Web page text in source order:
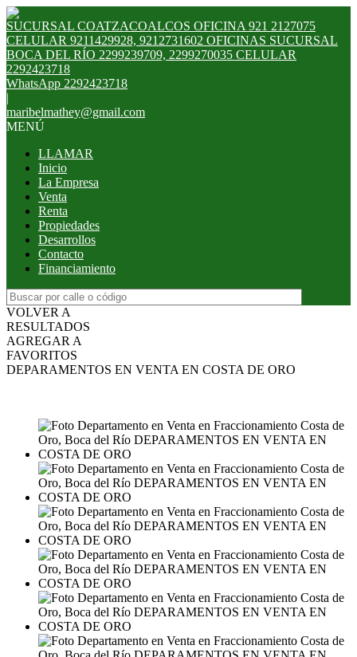
SUCURSAL COATZACOALCOS OFICINA 921 2127075
CELULAR 9211429928, 9212731602 OFICINAS SUCURSAL
BOCA DEL RÍO 2299239709, 2299270035 CELULAR
2292423718
WhatsApp 2292423718
|
maribelmathey@gmail.com
MENÚ
LLAMAR
Inicio
La Empresa
Venta
Renta
Propiedades
Desarrollos
Contacto
Financiamiento
VOLVER A
RESULTADOS
AGREGAR A
FAVORITOS
DEPARAMENTOS EN VENTA EN COSTA DE ORO